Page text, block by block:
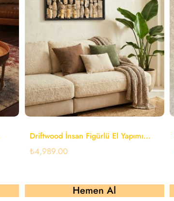
Driftwood İnsan Figürlü El Yapımı...
₺4,989.00
Hemen Al